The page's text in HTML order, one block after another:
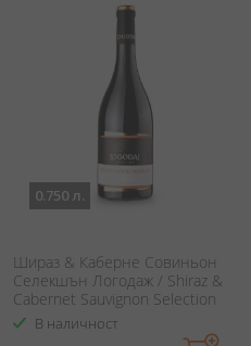
0.750 л.
Шираз & Каберне Cовиньон
Селекшън Логодаж / Shiraz &
Cabernet Sauvignon Selection
Logodaj
В наличност